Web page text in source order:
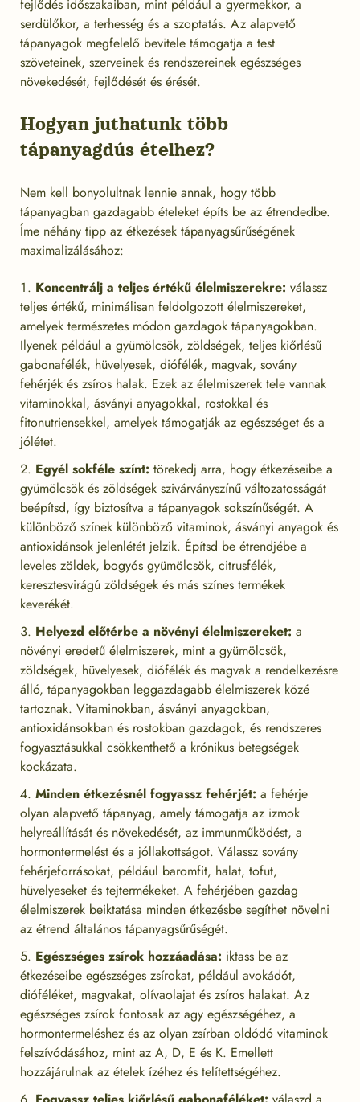
fejlődés időszakaiban, mint például a gyermekkor, a
serdülőkor, a terhesség és a szoptatás. Az alapvető
tápanyagok megfelelő bevitele támogatja a test
szöveteinek, szerveinek és rendszereinek egészséges
növekedését, fejlődését és érését.
Hogyan juthatunk több
tápanyagdús ételhez?
Nem kell bonyolultnak lennie annak, hogy több
tápanyagban gazdagabb ételeket építs be az étrendedbe.
Íme néhány tipp az étkezések tápanyagsűrűségének
maximalizálásához:
Koncentrálj a teljes értékű élelmiszerekre: válassz
teljes értékű, minimálisan feldolgozott élelmiszereket,
amelyek természetes módon gazdagok tápanyagokban.
Ilyenek például a gyümölcsök, zöldségek, teljes kiőrlésű
gabonafélék, hüvelyesek, diófélék, magvak, sovány
fehérjék és zsíros halak. Ezek az élelmiszerek tele vannak
vitaminokkal, ásványi anyagokkal, rostokkal és
fitonutriensekkel, amelyek támogatják az egészséget és a
jólétet.
Egyél sokféle színt: törekedj arra, hogy étkezéseibe a
gyümölcsök és zöldségek szivárványszínű változatosságát
beépítsd, így biztosítva a tápanyagok sokszínűségét. A
különböző színek különböző vitaminok, ásványi anyagok és
antioxidánsok jelenlétét jelzik. Építsd be étrendjébe a
leveles zöldek, bogyós gyümölcsök, citrusfélék,
keresztesvirágú zöldségek és más színes termékek
keverékét.
Helyezd előtérbe a növényi élelmiszereket: a
növényi eredetű élelmiszerek, mint a gyümölcsök,
zöldségek, hüvelyesek, diófélék és magvak a rendelkezésre
álló, tápanyagokban leggazdagabb élelmiszerek közé
tartoznak. Vitaminokban, ásványi anyagokban,
antioxidánsokban és rostokban gazdagok, és rendszeres
fogyasztásukkal csökkenthető a krónikus betegségek
kockázata.
Minden étkezésnél fogyassz fehérjét: a fehérje
olyan alapvető tápanyag, amely támogatja az izmok
helyreállítását és növekedését, az immunműködést, a
hormontermelést és a jóllakottságot. Válassz sovány
fehérjeforrásokat, például baromfit, halat, tofut,
hüvelyeseket és tejtermékeket. A fehérjében gazdag
élelmiszerek beiktatása minden étkezésbe segíthet növelni
az étrend általános tápanyagsűrűségét.
Egészséges zsírok hozzáadása: iktass be az
étkezéseibe egészséges zsírokat, például avokádót,
dióféléket, magvakat, olívaolajat és zsíros halakat. Az
egészséges zsírok fontosak az agy egészségéhez, a
hormontermeléshez és az olyan zsírban oldódó vitaminok
felszívódásához, mint az A, D, E és K. Emellett
hozzájárulnak az ételek ízéhez és telítettségéhez.